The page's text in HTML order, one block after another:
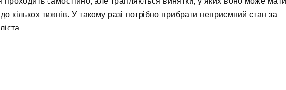
кількох тижнів. У такому разі потрібно прибрати неприємний стан за